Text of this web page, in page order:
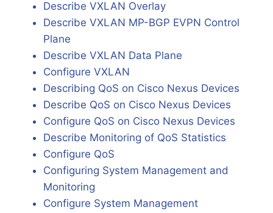
Describe VXLAN Overlay
Describe VXLAN MP-BGP EVPN Control
Plane
Describe VXLAN Data Plane
Configure VXLAN
Describing QoS on Cisco Nexus Devices
Describe QoS on Cisco Nexus Devices
Configure QoS on Cisco Nexus Devices
Describe Monitoring of QoS Statistics
Configure QoS
Configuring System Management and
Monitoring
Configure System Management